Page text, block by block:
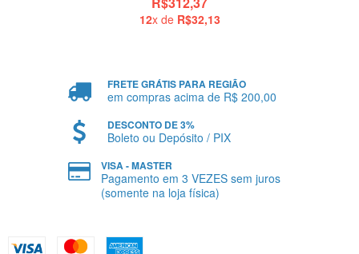
12x de R$32,13
FRETE GRÁTIS PARA REGIÃO
em compras acima de R$ 200,00
DESCONTO DE 3%
Boleto ou Depósito / PIX
VISA - MASTER
Pagamento em 3 VEZES sem juros
(somente na loja física)